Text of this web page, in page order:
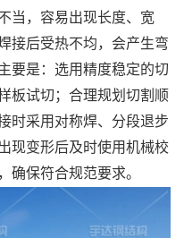
当，容易出现长度、宽
接后受热不均，会产生弯
要是：选用精度稳定的切
板试切；合理规划切割顺
时采用对称焊、分段退步
现变形后及时使用机械校
确保符合规范要求。